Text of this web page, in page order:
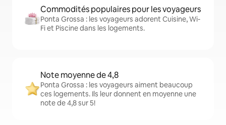
Commodités populaires pour les voyageurs
Ponta Grossa : les voyageurs adorent Cuisine, Wi-
Fi et Piscine dans les logements.
Note moyenne de 4,8
Ponta Grossa : les voyageurs aiment beaucoup
ces logements. Ils leur donnent en moyenne une
note de 4,8 sur 5!